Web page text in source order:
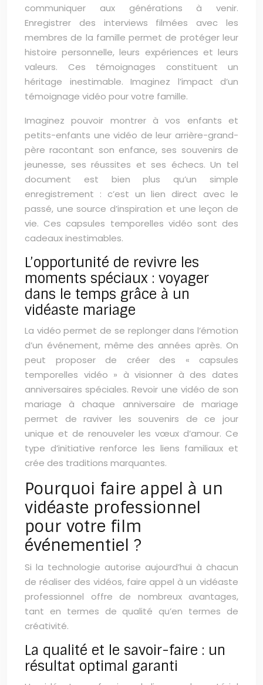
communiquer aux générations à venir.
Enregistrer des interviews filmées avec les
membres de la famille permet de protéger leur
histoire personnelle, leurs expériences et leurs
valeurs. Ces témoignages constituent un
héritage inestimable. Imaginez l’impact d’un
témoignage vidéo pour votre famille.
Imaginez pouvoir montrer à vos enfants et
petits-enfants une vidéo de leur arrière-grand-
père racontant son enfance, ses souvenirs de
jeunesse, ses réussites et ses échecs. Un tel
document est bien plus qu’un simple
enregistrement : c’est un lien direct avec le
passé, une source d’inspiration et une leçon de
vie. Ces capsules temporelles vidéo sont des
cadeaux inestimables.
L’opportunité de revivre les
moments spéciaux : voyager
dans le temps grâce à un
vidéaste mariage
La vidéo permet de se replonger dans l’émotion
d’un événement, même des années après. On
peut proposer de créer des « capsules
temporelles vidéo » à visionner à des dates
anniversaires spéciales. Revoir une vidéo de son
mariage à chaque anniversaire de mariage
permet de raviver les souvenirs de ce jour
unique et de renouveler les vœux d’amour. Ce
type d’initiative renforce les liens familiaux et
crée des traditions marquantes.
Pourquoi faire appel à un
vidéaste professionnel
pour votre film
événementiel ?
Si la technologie autorise aujourd’hui à chacun
de réaliser des vidéos, faire appel à un vidéaste
professionnel offre de nombreux avantages,
tant en termes de qualité qu’en termes de
créativité.
La qualité et le savoir-faire : un
résultat optimal garanti